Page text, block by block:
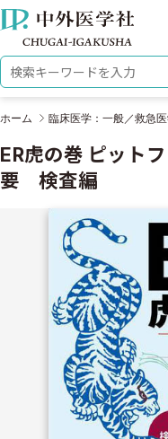
株式会社 中外医学社
検索キーワード
ホーム 臨床医学：一般／救急
ER虎の巻 ピット
要 検査編